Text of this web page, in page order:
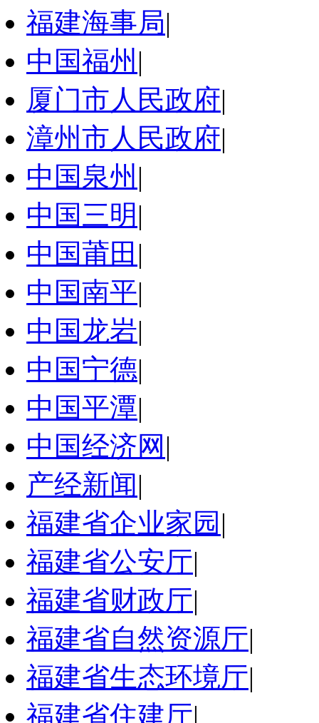
福建海事局|
中国福州 |
厦门市人民政府|
漳州市人民政府|
中国泉州 |
中国三明 |
中国莆田 |
中国南平|
中国龙岩|
中国宁德|
中国平潭|
中国经济网 |
产经新闻|
福建省企业家园 |
福建省公安厅|
福建省财政厅|
福建省自然资源厅|
福建省生态环境厅|
福建省住建厅|